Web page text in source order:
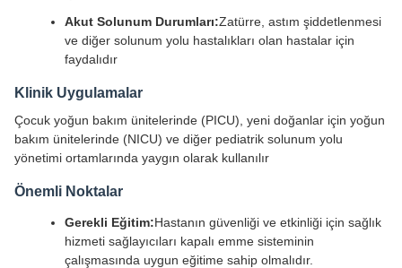
Akut Solunum Durumları:Zatürre, astım şiddetlenmesi
ve diğer solunum yolu hastalıkları olan hastalar için
faydalıdır
Klinik Uygulamalar
Çocuk yoğun bakım ünitelerinde (PICU), yeni doğanlar için yoğun
bakım ünitelerinde (NICU) ve diğer pediatrik solunum yolu
yönetimi ortamlarında yaygın olarak kullanılır
Önemli Noktalar
Gerekli Eğitim:Hastanın güvenliği ve etkinliği için sağlık
hizmeti sağlayıcıları kapalı emme sisteminin
çalışmasında uygun eğitime sahip olmalıdır.